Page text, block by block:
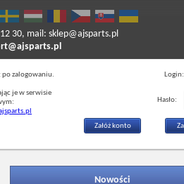
30, mail: sklep@ajsparts.pl
po zalogowaniu.
je w serwisie
Login:
Hasło:
Załóż konto
Nowości